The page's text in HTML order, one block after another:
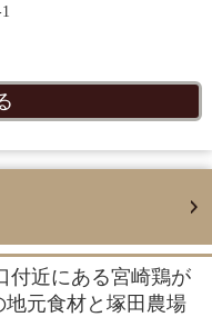
付近にある宮崎鶏が
元食材と塚田農場